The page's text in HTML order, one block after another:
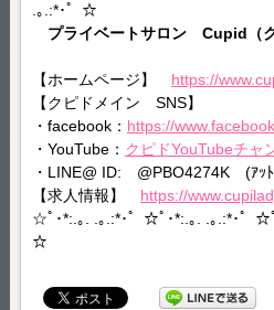
.｡.:*･゜☆
プライベートサロン Cupid（ク
【ホームページ】 https://
【クピドメイン SNS】
・facebook： https://
・YouTube： クピドYouTubeチャ
・LINE@ ID: @PBO4274K (ｱｯﾄﾏ
【求人情報】 https://
☆ﾟ･*:.｡. .｡.:*･゜☆ﾟ･*:.｡. .｡.:*･゜☆
☆